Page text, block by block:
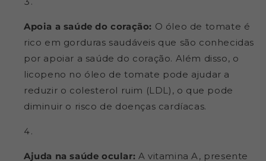
Apoia a saúde do coração: O óleo de tomate é
rico em gorduras saudáveis que são conhecidas
por apoiar a saúde do coração. Além disso, o
licopeno no óleo de tomate pode ajudar a
reduzir o colesterol ruim (LDL), o que pode
diminuir o risco de doenças cardíacas.
Ajuda na saúde ocular: A vitamina A, presente